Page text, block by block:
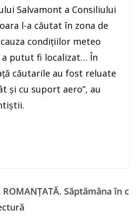
Salvamont a Consiliului
l-a căutat în zona de
condiţiilor meteo
a putut fi localizat… În
căutarile au fost reluate
şi cu suport aero”, au
ROMANȚATĂ. Săptămâna în c